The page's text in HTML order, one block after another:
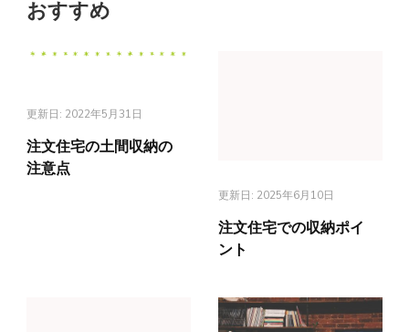
おすすめ
更新日: 2022年5月31日
注文住宅の土間収納の
注意点
更新日: 2025年6月10日
注文住宅での収納ポイ
ント